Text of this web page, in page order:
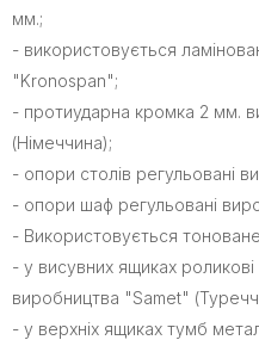
мм.;
- використовується
"Kronospan";
- протиударна кромка 2 мм.
(Німеччина);
- опори столів регульовані
- опори шаф регульовані
- Використовується
- у висувних ящиках
виробництва "Samet"
- у верхніх ящиках тумб